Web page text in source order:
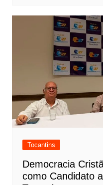
Tocantins
Democracia
como Candidato